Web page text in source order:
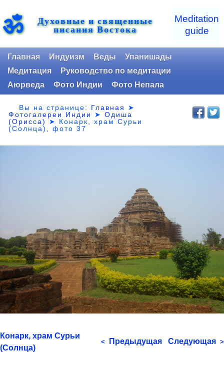
ॐ Духовные и священные
писания Востока
Meditation
guide
Главная Индуизм Веды
Упанишады
Медитация
Руководство по медитации
Аюрведа
Фото Индии Фото Непала
Вы на странице: Главная
➤
Фотогалереи Индии
➤Одиша
(Орисса)
➤ Конарк, храм Сурьи
(Солнца), фото 37
Конарк, храм Сурьи
(Солнца)
< Предыдущая Следующая >